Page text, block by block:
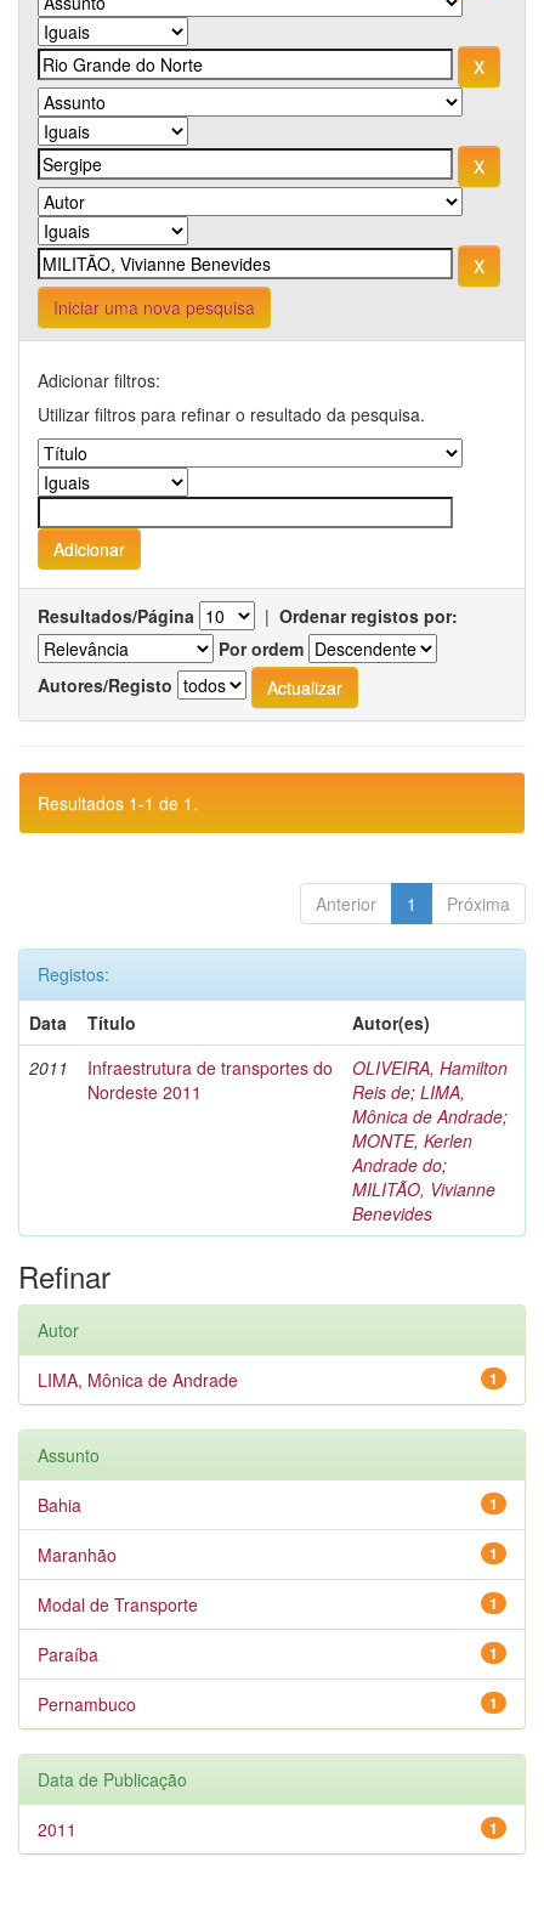
Iniciar uma nova pesquisa
Adicionar filtros:
Utilizar filtros para refinar o resultado da pesquisa.
Resultados/Página | Ordenar registos por:
Por ordem
Autores/Registo
Resultados 1-1 de 1.
Anterior 1 Próxima
Registos:
Data
Título
Autor(es)
2011
Infraestrutura de transportes do
Nordeste 2011
OLIVEIRA, Hamilton
Reis de; LIMA,
Mônica de Andrade;
MONTE, Kerlen
Andrade do;
MILITÃO, Vivianne
Benevides
Refinar
Autor
1
LIMA, Mônica de Andrade
Assunto
1
Bahia
1
Maranhão
1
Modal de Transporte
1
Paraíba
1
Pernambuco
Data de Publicação
1
2011